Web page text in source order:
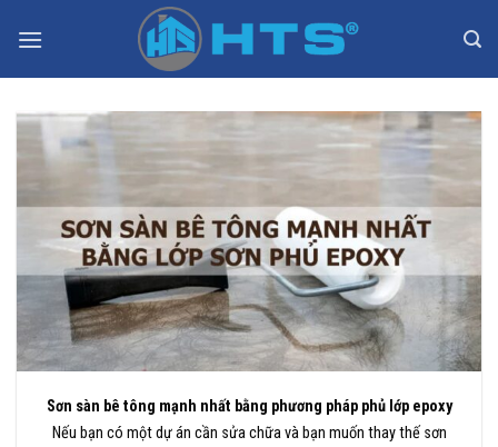
qua
Sơn sàn bê tông mạnh nhất bằng phương pháp phủ lớp epoxy
Nếu bạn có một dự án cần sửa chữa và bạn muốn thay thế sơn